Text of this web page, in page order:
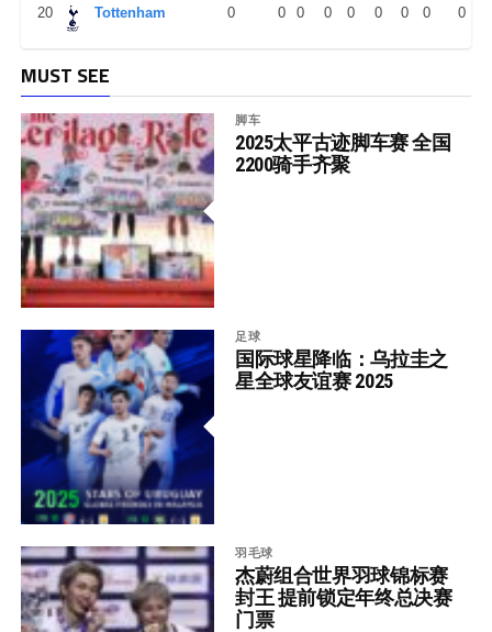
20
Tottenham 0 0 0 0 0 0 0 0 0
MUST SEE
脚车
2025太平古迹脚车赛 全国
2200骑手齐聚
足球
国际球星降临：乌拉圭之
星全球友谊赛 2025
羽毛球
杰蔚组合世界羽球锦标赛
封王 提前锁定年终总决赛
门票